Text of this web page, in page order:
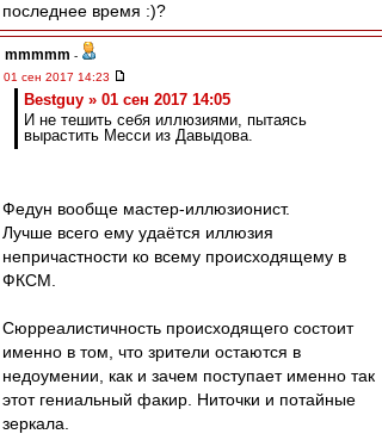
последнее время :)?
mmmmm -
01 сен 2017 14:23
Bestguy » 01 сен 2017 14:05
И не тешить себя иллюзиями, пытаясь
вырастить Месси из Давыдова.
Федун вообще мастер-иллюзионист.
Лучше всего ему удаётся иллюзия
непричастности ко всему происходящему в
ФКСМ.
Сюрреалистичность происходящего состоит
именно в том, что зрители остаются в
недоумении, как и зачем поступает именно так
этот гениальный факир. Ниточки и потайные
зеркала.